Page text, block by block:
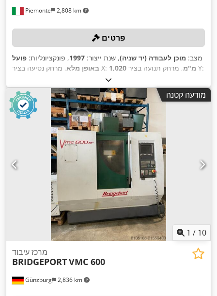
Piemonte 2,808 km
פרטים
מצב: מוכן לעבודה (יד שניה), שנת ייצור: 1997, פונקציונליות: פועל
באופן מלא , מרחק נסיעה בציר X: 1,020 מ"מ , מרחק תנועה בציר Y:
TNC 426 P
, מהירות ציר (מקסימלית):10,000 סל"ד ,
מודעה קטנה
1 / 10
Günzburg 2,836 km
מרכז עיבוד
BRIDGEPORTVMC 600